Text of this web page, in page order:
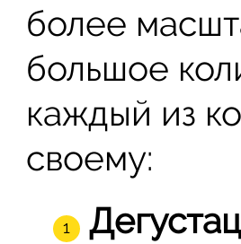
более
большое
каждый из
своему: